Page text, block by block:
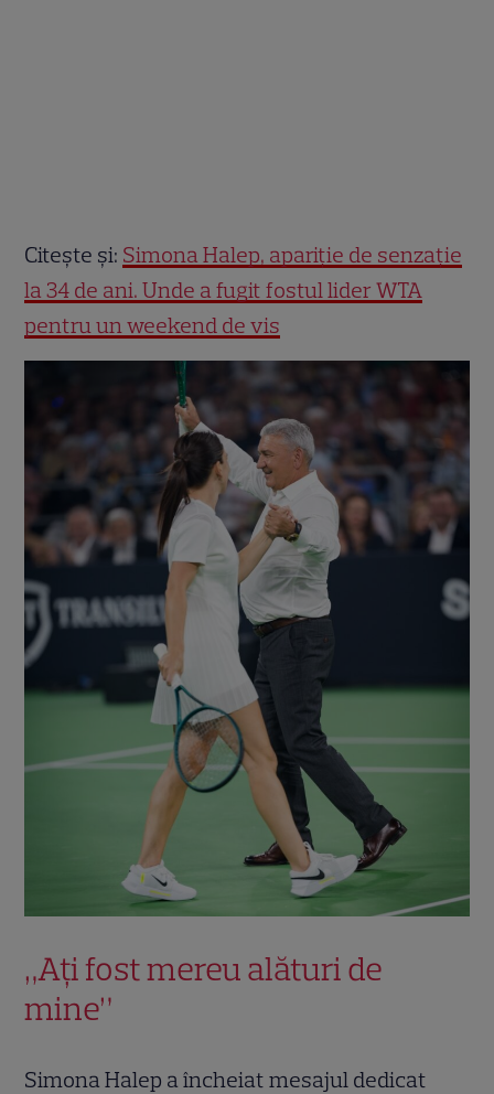
Citește și: Simona Halep, apariție de senzație
la 34 de ani. Unde a fugit fostul lider WTA
pentru un weekend de vis
„Ați fost mereu alături de
mine”
Simona Halep a încheiat mesajul dedicat